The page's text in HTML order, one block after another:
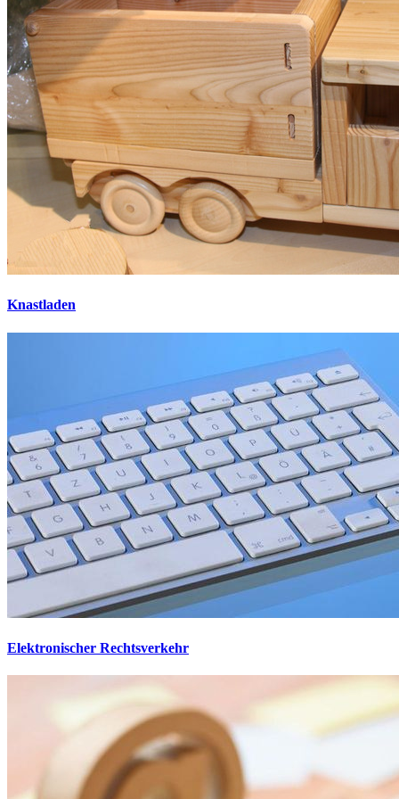
Knastladen
Elektronischer Rechtsverkehr